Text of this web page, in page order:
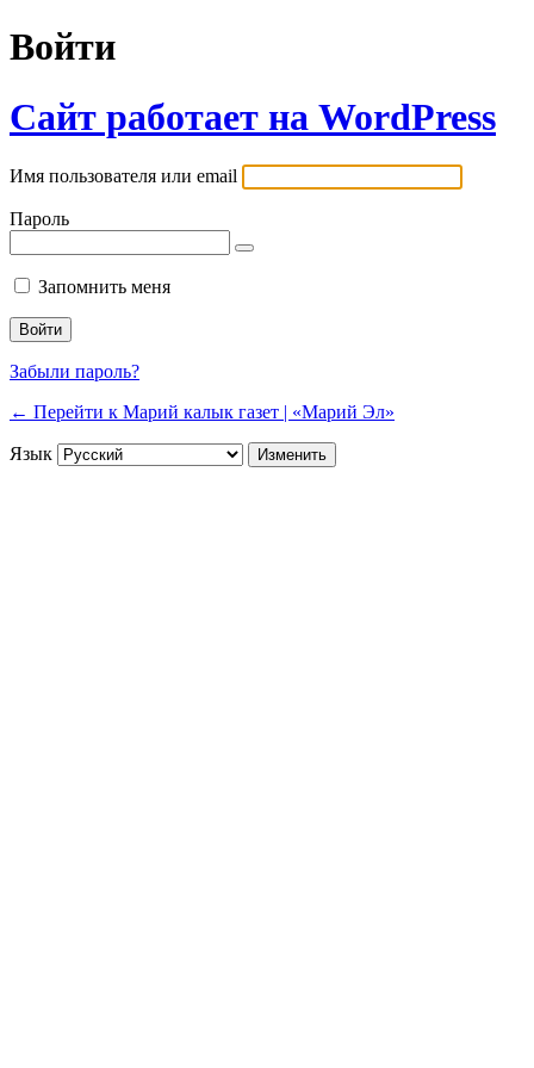
Войти
Сайт работает на WordPress
Имя пользователя или email
Пароль
Запомнить меня
Забыли пароль?
← Перейти к Марий калык газет | «Марий Эл»
Язык